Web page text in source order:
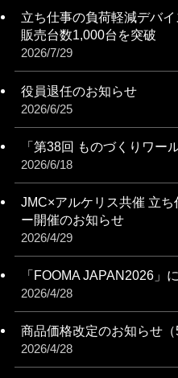
立ち仕事の負荷軽減デバ
販売台数1,000台を突破
2026/7/29
役員退任のお知らせ
2026/6/25
「第38回 ものづくりワー
2026/6/18
JMC×アルケリス共催 立
ー開催のお知らせ
2026/4/29
「FOOMA JAPAN2026」
2026/4/28
商品価格改定のお知らせ（
2026/4/28